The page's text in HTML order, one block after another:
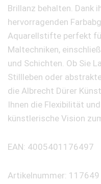
Brillanz behalten. Dank
hervorragenden
Aquarellstifte perfekt
Maltechniken,
und Schichten. Ob Sie
Stillleben oder
die Albrecht Dürer
Ihnen die Flexibilität
künstlerische Vision
EAN: 4005401176497
Artikelnummer: 117649